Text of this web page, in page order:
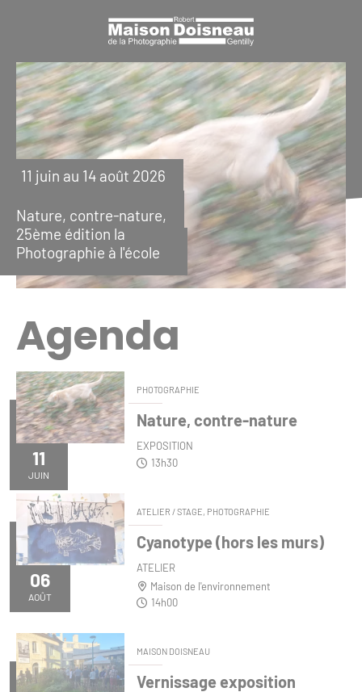
11 juin au 14 août 2026
Nature, contre-nature,
25ème édition la
Photographie à l'école
Agenda
PHOTOGRAPHIE
Nature, contre-nature
EXPOSITION
13h30
11
JUIN
ATELIER / STAGE, PHOTOGRAPHIE
Cyanotype (hors les murs)
ATELIER
Maison de l'environnement
14h00
06
AOÛT
MAISON DOISNEAU
Vernissage exposition